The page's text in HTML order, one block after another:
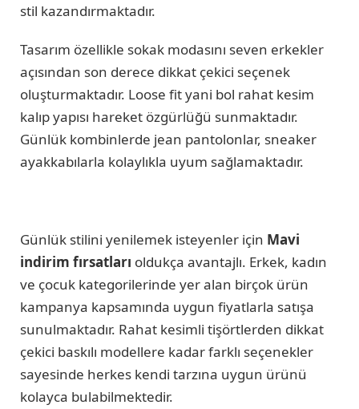
stil kazandırmaktadır.
Tasarım özellikle sokak modasını seven erkekler
açısından son derece dikkat çekici seçenek
oluşturmaktadır. Loose fit yani bol rahat kesim
kalıp yapısı hareket özgürlüğü sunmaktadır.
Günlük kombinlerde jean pantolonlar, sneaker
ayakkabılarla kolaylıkla uyum sağlamaktadır.
Günlük stilini yenilemek isteyenler için Mavi
indirim fırsatları oldukça avantajlı. Erkek, kadın
ve çocuk kategorilerinde yer alan birçok ürün
kampanya kapsamında uygun fiyatlarla satışa
sunulmaktadır. Rahat kesimli tişörtlerden dikkat
çekici baskılı modellere kadar farklı seçenekler
sayesinde herkes kendi tarzına uygun ürünü
kolayca bulabilmektedir.